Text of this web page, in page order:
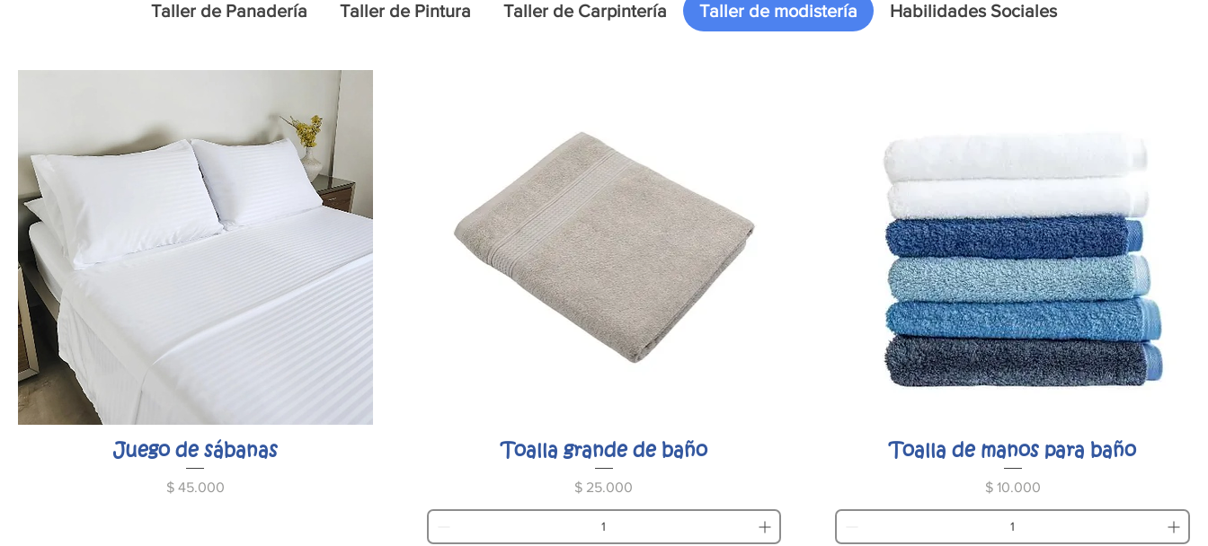
Taller de Panadería Taller de Pintura Taller de Carpintería Taller de modistería Habilidades Sociales
Juego de sábanas
Precio
$ 45.000
Toalla grande de baño
Precio
$ 25.000
Toalla de manos para baño
Precio
$ 10.000